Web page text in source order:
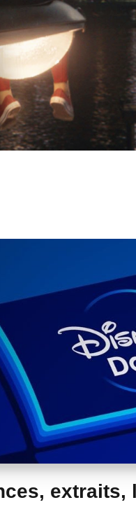
extraits,